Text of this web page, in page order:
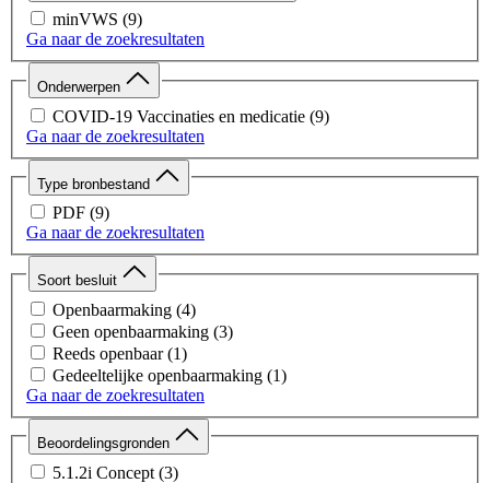
minVWS (9)
Ga naar de zoekresultaten
Onderwerpen
COVID-19 Vaccinaties en medicatie (9)
Ga naar de zoekresultaten
Type bronbestand
PDF (9)
Ga naar de zoekresultaten
Soort besluit
Openbaarmaking (4)
Geen openbaarmaking (3)
Reeds openbaar (1)
Gedeeltelijke openbaarmaking (1)
Ga naar de zoekresultaten
Beoordelingsgronden
5.1.2i Concept (3)